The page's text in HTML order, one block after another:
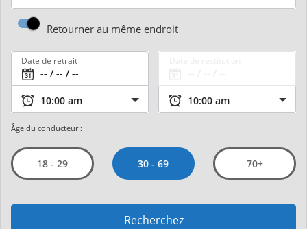
Retourner au même endroit
Date de retrait
Âge du conducteur :
18 - 29 30 - 69 70+
Recherchez